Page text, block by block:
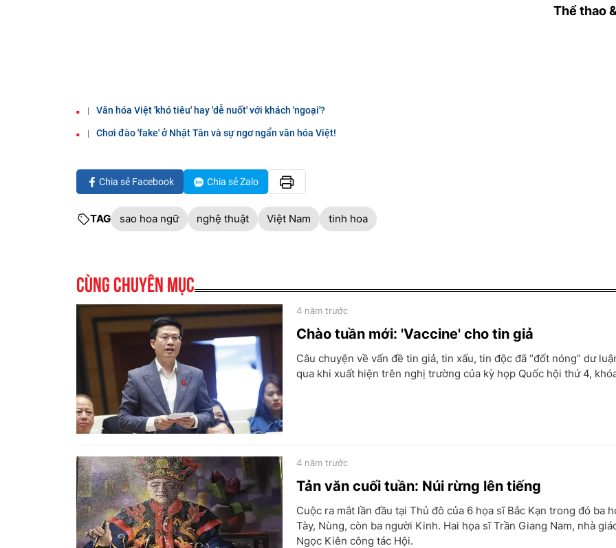
Thể thao
Văn hóa Việt 'khó tiêu' hay 'dễ nuốt' với khách 'ngoại'?
Chơi đào 'fake' ở Nhật Tân và sự ngơ ngẩn văn hóa Việt!
Chia sẻ Facebook Chia sẻ Zalo
TAG sao hoa ngữ nghệ thuật Việt Nam tinh hoa
Cùng chuyên mục
Chào tuần mới: 'Vaccine' cho tin giả
4 năm trước
Câu chuyện về vấn đề tin giả, tin xấu, tin độc đã “đốt nóng” dư
qua khi xuất hiện trên nghị trường của kỳ họp Quốc hội thứ 4,
Tản văn cuối tuần: Núi rừng lên tiếng
4 năm trước
Cuộc ra mắt lần đầu tại Thủ đô của 6 họa sĩ Bắc Kạn trong đó ba
Tày, Nùng, còn ba người Kinh. Hai họa sĩ Trần Giang Nam, nhà
Ngọc Kiên công tác Hội.